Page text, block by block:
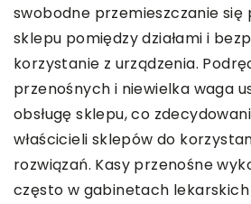
swobodne przemieszczanie
sklepu pomiędzy działami i
korzystanie z urządzenia.
przenośnych i niewielka waga
obsługę sklepu, co
właścicieli sklepów do
rozwiązań. Kasy przenośne
często w gabinetach